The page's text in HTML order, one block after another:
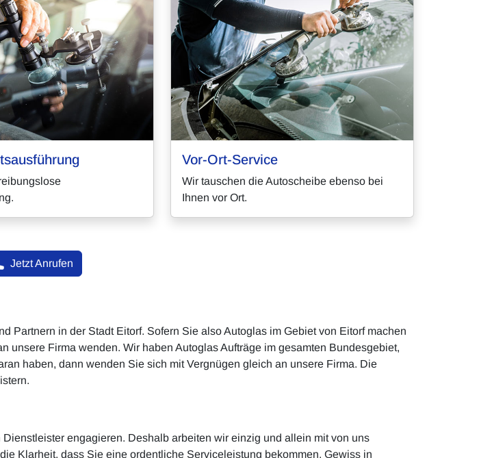
Vor-Ort-Service
Wir tauschen die Autoscheibe ebenso bei
Ihnen vor Ort.
Jetzt Anrufen
Partnern in der Stadt Eitorf. Sofern Sie also Autoglas im Gebiet von Eitorf machen
unsere Firma wenden. Wir haben Autoglas Aufträge im gesamten Bundesgebiet,
haben, dann wenden Sie sich mit Vergnügen gleich an unsere Firma. Die
engagieren. Deshalb arbeiten wir einzig und allein mit von uns
Klarheit, dass Sie eine ordentliche Serviceleistung bekommen. Gewiss in